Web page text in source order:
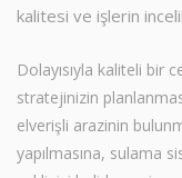
kalitesi ve işlerin
Dolayısıyla kaliteli bir
stratejinizin
elverişli arazinin
yapılmasına, sulama